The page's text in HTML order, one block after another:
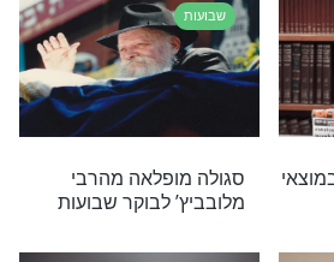
הסיפור של גר הצדק: "מי
שמברך את עם ישראל הוא
מבורך, מי שמקלל אותו - הוא
מקולל"
שבועות